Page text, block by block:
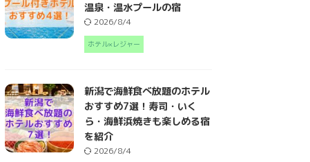
温泉・温水プールの宿
2026/8/4
ホテル×レジャー
新潟で海鮮食べ放題のホテル
おすすめ7選！寿司・いく
ら・海鮮浜焼きも楽しめる宿
を紹介
2026/8/4